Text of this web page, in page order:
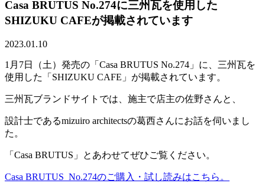
Casa BRUTUS No.274に三州瓦を使用した
SHIZUKU CAFEが掲載されています
2023.01.10
1月7日（土）発売の「Casa BRUTUS No.274」に、三州瓦を
使用した「SHIZUKU CAFE」が掲載されています。
三州瓦ブランドサイトでは、施主で店主の佐野さんと、
設計士であるmizuiro architectsの葛西さんにお話を伺いまし
た。
「Casa BRUTUS」とあわせてぜひご覧ください。
Casa BRUTUS No.274のご購入・試し読みはこちら。